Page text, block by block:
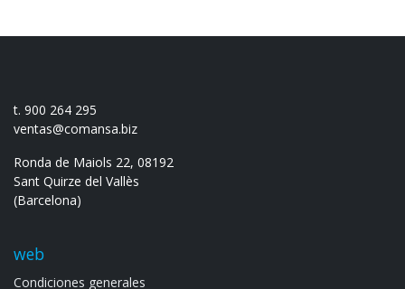
t. 900 264 295
ventas@comansa.biz
Ronda de Maiols 22, 08192
Sant Quirze del Vallès
(Barcelona)
web
Condiciones generales